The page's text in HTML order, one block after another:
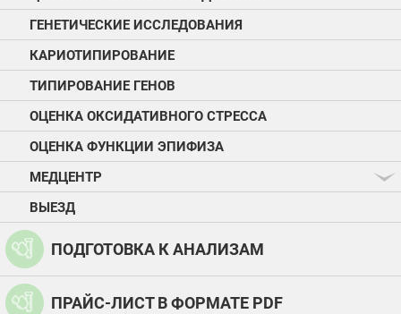
ГЕНЕТИЧЕСКИЕ ИССЛЕДОВАНИЯ
КАРИОТИПИРОВАНИЕ
ТИПИРОВАНИЕ ГЕНОВ
ОЦЕНКА ОКСИДАТИВНОГО СТРЕССА
ОЦЕНКА ФУНКЦИИ ЭПИФИЗА
МЕДЦЕНТР
ВЫЕЗД
ПОДГОТОВКА К АНАЛИЗАМ
ПРАЙС-ЛИСТ В ФОРМАТЕ PDF